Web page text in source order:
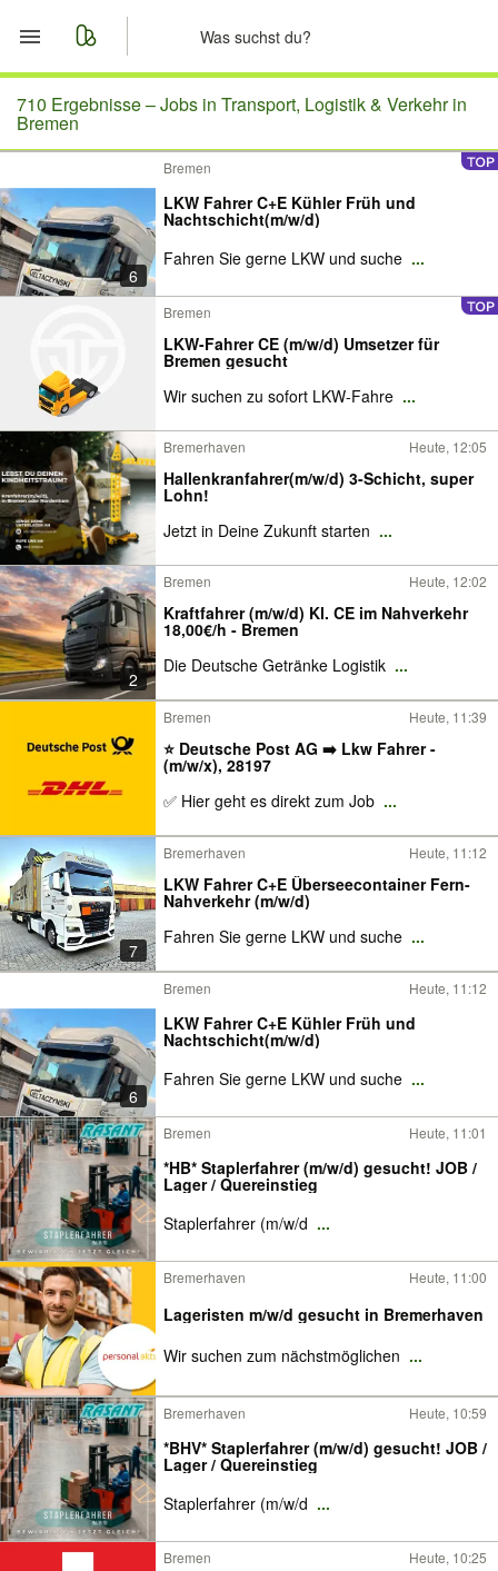
Start
Merkliste
Nachrichten
Anzeige aufgeben
710 Ergebnisse –Jobs in Transport, Logistik & Verkehr in
Bremen
6
Bremen
LKW Fahrer C+E Kühler Früh und
Nachtschicht(m/w/d)
Fahren Sie gerne LKW und suche ...
Bremen
LKW-Fahrer CE (m/w/d) Umsetzer für
Bremen gesucht
Wir suchen zu sofort LKW-Fahre ...
Bremerhaven Heute, 12:05
Hallenkranfahrer(m/w/d) 3-Schicht, super
Lohn!
Jetzt in Deine Zukunft starten ...
2
Bremen Heute, 12:02
Kraftfahrer (m/w/d) Kl. CE im Nahverkehr
18,00€/h - Bremen
Die Deutsche Getränke Logistik ...
Bremen Heute, 11:39
⭐️ Deutsche Post AG ➡️ Lkw Fahrer -
(m/w/x), 28197
✅ Hier geht es direkt zum Job ...
7
Bremerhaven Heute, 11:12
LKW Fahrer C+E Überseecontainer Fern-
Nahverkehr (m/w/d)
Fahren Sie gerne LKW und suche ...
6
Bremen Heute, 11:12
LKW Fahrer C+E Kühler Früh und
Nachtschicht(m/w/d)
Fahren Sie gerne LKW und suche ...
Bremen Heute, 11:01
*HB* Staplerfahrer (m/w/d) gesucht! JOB /
Lager / Quereinstieg
Staplerfahrer (m/w/d ...
Bremerhaven Heute, 11:00
Lageristen m/w/d gesucht in Bremerhaven
Wir suchen zum nächstmöglichen ...
Bremerhaven Heute, 10:59
*BHV* Staplerfahrer (m/w/d) gesucht! JOB /
Lager / Quereinstieg
Staplerfahrer (m/w/d ...
Bremen Heute, 10:25